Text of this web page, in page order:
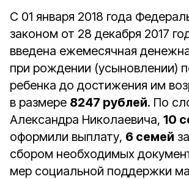
С 01 января 2018 года
законом от 28 декабря 2017
введена ежемесячная
при рождении (усыновлении)
ребенка до достижения им
в размере 8247 рублей. По
Александра Николаевича, 10
оформили выплату, 6 семей
сбором необходимых
мер социальной поддержки